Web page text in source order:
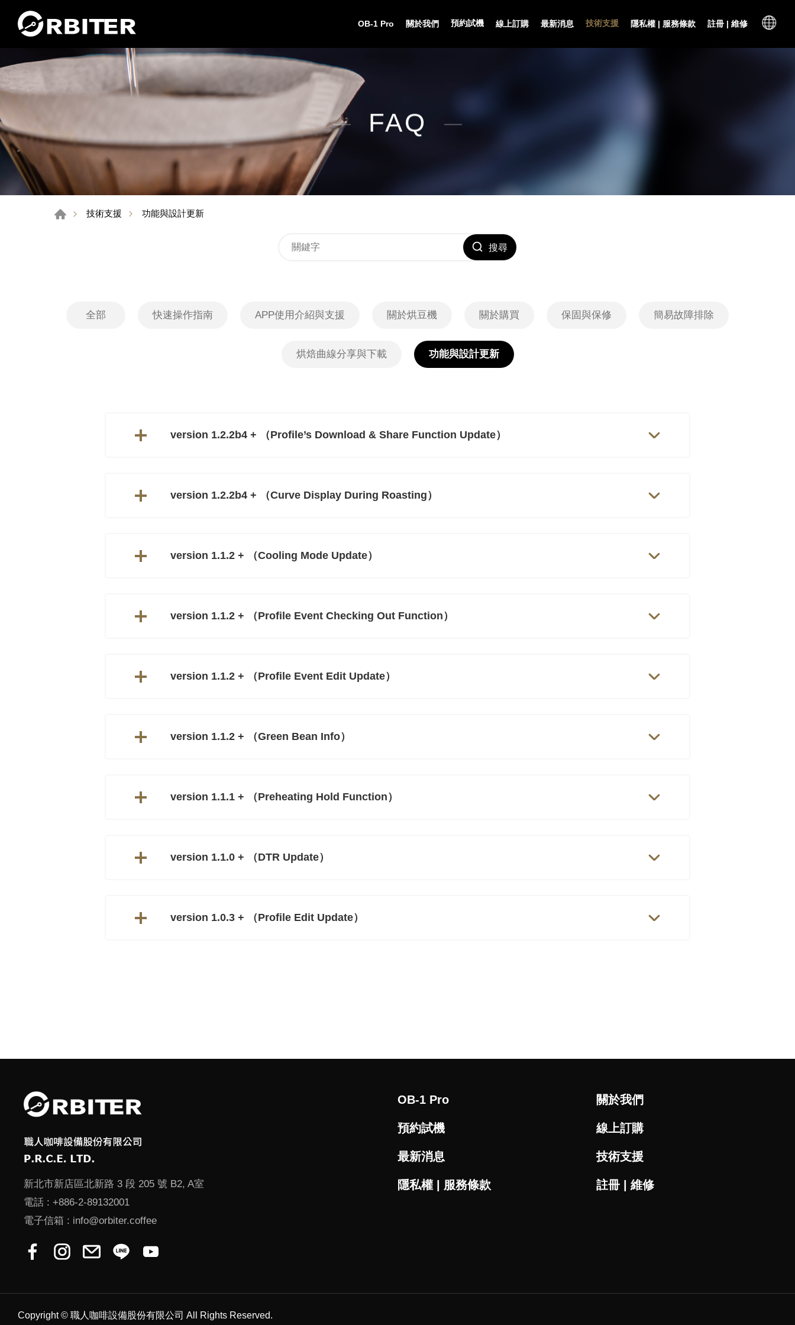
OB-1 Pro 關於我們 預約試機 線上訂購 最新消息 技術支援 隱私權 | 服務條款 註冊 | 維修
FAQ
技術支援 功能與設計更新
搜尋
全部 快速操作指南 APP使用介紹與支援 關於烘豆機 關於購買 保固與保修 簡易故障排除
烘焙曲線分享與下載 功能與設計更新
version 1.2.2b4 + （Profile’s Download & Share Function Update）
version 1.2.2b4 + （Curve Display During Roasting）
version 1.1.2 + （Cooling Mode Update）
version 1.1.2 + （Profile Event Checking Out Function）
version 1.1.2 + （Profile Event Edit Update）
version 1.1.2 + （Green Bean Info）
version 1.1.1 + （Preheating Hold Function）
version 1.1.0 + （DTR Update）
version 1.0.3 + （Profile Edit Update）
OB-1 Pro 關於我們
預約試機 線上訂購
最新消息 技術支援
隱私權 | 服務條款 註冊 | 維修
新北市新店區北新路 3 段 205 號 B2, A室
電話 : +886-2-89132001
電子信箱 : info@orbiter.coffee
Copyright © 職人咖啡設備股份有限公司 All Rights Reserved.